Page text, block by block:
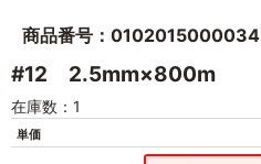
商品番号：0102015000034
#12 2.5mm×800m
在庫数：1
単価